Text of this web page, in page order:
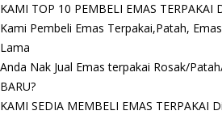
KAMI TOP 10 PEMBELI EMAS TERPAKAI
Kami Pembeli Emas Terpakai,Patah,
Lama
Anda Nak Jual Emas terpakai Rosak/
BARU?
KAMI SEDIA MEMBELI EMAS TERPAKAI